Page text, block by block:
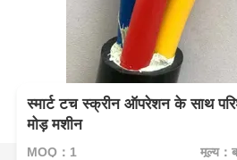
स्मार्ट टच स्क्रीन ऑपरेशन के साथ
मोड़ मशीन
MOQ：1 मूल्य：